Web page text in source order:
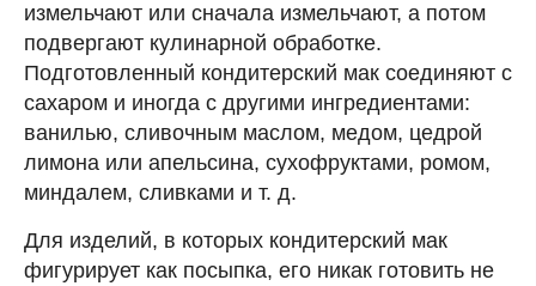
измельчают или сначала измельчают, а потом
подвергают кулинарной обработке.
Подготовленный кондитерский мак соединяют с
сахаром и иногда с другими ингредиентами:
ванилью, сливочным маслом, медом, цедрой
лимона или апельсина, сухофруктами, ромом,
миндалем, сливками и т. д.
Для изделий, в которых кондитерский мак
фигурирует как посыпка, его никак готовить не